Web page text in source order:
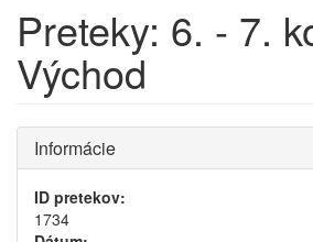
Preteky: 6. - 7.
Východ
Informácie
ID pretekov:
1734